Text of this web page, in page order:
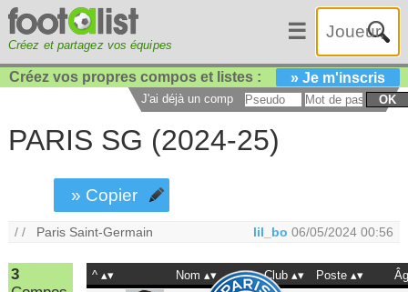
Créez et partagez vos équipes
☰
Créez vos propres compos et listes : » Je m'inscris
J'ai déjà un compte : OK
PARIS SG (2024-25)
» Copier
/ / Paris Saint-Germain lil_bo 06/05/2024 00:56
3
^ Nom Club Poste